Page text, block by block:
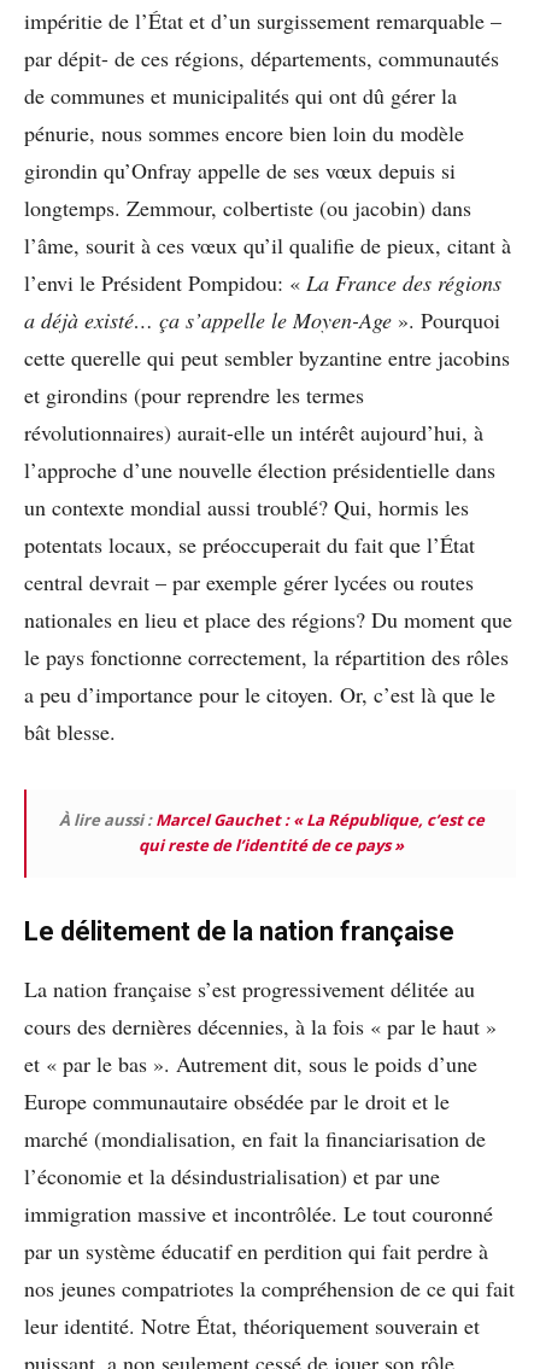
impéritie de l’État et d’un surgissement remarquable –
par dépit- de ces régions, départements, communautés
de communes et municipalités qui ont dû gérer la
pénurie, nous sommes encore bien loin du modèle
girondin qu’Onfray appelle de ses vœux depuis si
longtemps. Zemmour, colbertiste (ou jacobin) dans
l’âme, sourit à ces vœux qu’il qualifie de pieux, citant à
l’envi le Président Pompidou: « La France des régions
a déjà existé… ça s’appelle le Moyen-Age ». Pourquoi
cette querelle qui peut sembler byzantine entre jacobins
et girondins (pour reprendre les termes
révolutionnaires) aurait-elle un intérêt aujourd’hui, à
l’approche d’une nouvelle élection présidentielle dans
un contexte mondial aussi troublé? Qui, hormis les
potentats locaux, se préoccuperait du fait que l’État
central devrait – par exemple gérer lycées ou routes
nationales en lieu et place des régions? Du moment que
le pays fonctionne correctement, la répartition des rôles
a peu d’importance pour le citoyen. Or, c’est là que le
bât blesse.
À lire aussi :Marcel Gauchet : « La République, c’est ce
qui reste de l’identité de ce pays »
Le délitement de la nation française
La nation française s’est progressivement délitée au
cours des dernières décennies, à la fois « par le haut »
et « par le bas ». Autrement dit, sous le poids d’une
Europe communautaire obsédée par le droit et le
marché (mondialisation, en fait la financiarisation de
l’économie et la désindustrialisation) et par une
immigration massive et incontrôlée. Le tout couronné
par un système éducatif en perdition qui fait perdre à
nos jeunes compatriotes la compréhension de ce qui fait
leur identité. Notre État, théoriquement souverain et